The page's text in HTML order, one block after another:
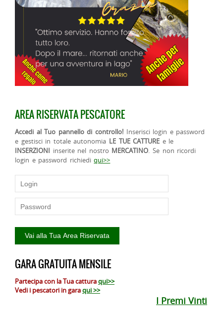
AREA RISERVATA PESCATORE
Accedi al Tuo pannello di controllo! Inserisci login e password
e gestisci in totale autonomia LE TUE CATTURE e le
INSERZIONI inserite nel nostro MERCATINO. Se non ricordi
login e password richiediqui>>
GARA GRATUITA MENSILE
Partecipa con la Tua catturaqui>>
Vedi i pescatori in garaqui >>
I Premi Vinti